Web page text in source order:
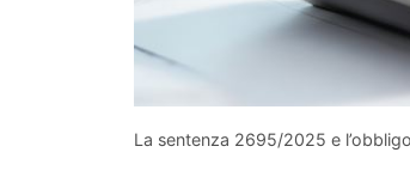
La sentenza 2695/2025 e